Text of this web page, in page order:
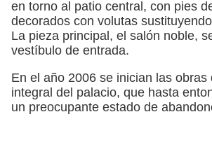
en torno al patio central, con pies
decorados con volutas
La pieza principal, el salón noble,
vestíbulo de entrada.
En el año 2006 se inician las obras
integral del palacio, que hasta
un preocupante estado de